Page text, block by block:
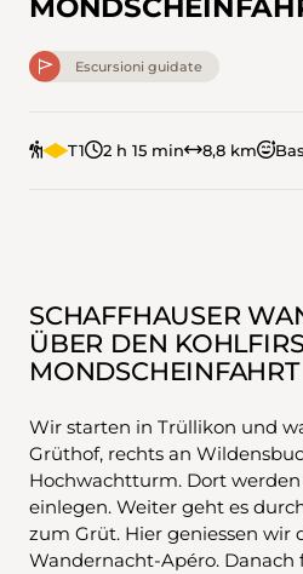
Escursioni guidate
T1 2 h 15 min 8,8 km
SCHAFFHAUSER
ÜBER DEN
MONDSCHEINFAHRT
Wir starten in Trüllikon und
Grüthof, rechts an
Hochwachtturm. Dort
einlegen. Weiter geht es
zum Grüt. Hier geniessen wir
Wandernacht-Apéro. Danach